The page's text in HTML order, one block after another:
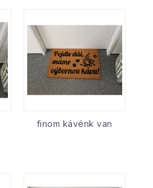
finom kávénk van